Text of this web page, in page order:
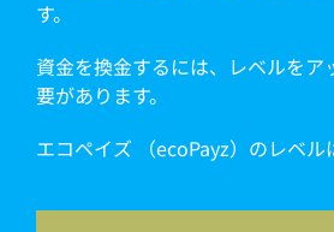
す。
資金を換金するには、レベルをア
要があります。
エコペイズ （ecoPayz）のレベル